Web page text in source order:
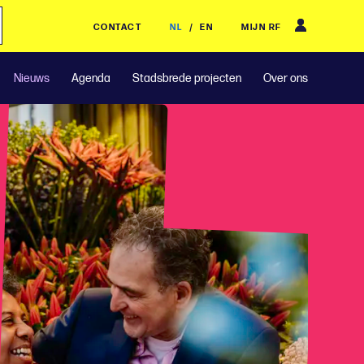
CONTACT NL / EN MIJN RF
Nieuws Agenda Stadsbrede projecten Over ons